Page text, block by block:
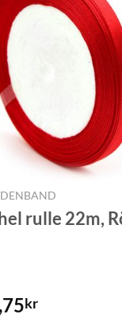
rulle 22m,
kr